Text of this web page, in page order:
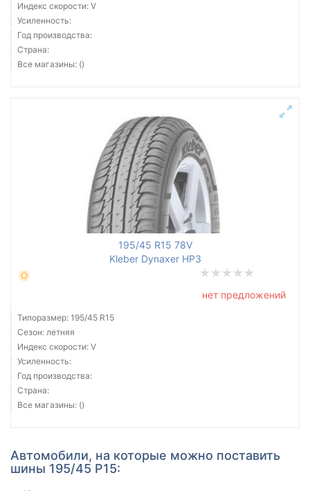
Индекс скорости: V
Усиленность:
Год производства:
Страна:
Все магазины: ()
195/45 R15 78V
Kleber Dynaxer HP3
нет предложений
Типоразмер: 195/45 R15
Сезон: летняя
Индекс скорости: V
Усиленность:
Год производства:
Страна:
Все магазины: ()
Автомобили, на которые можно поставить
шины 195/45 Р15: